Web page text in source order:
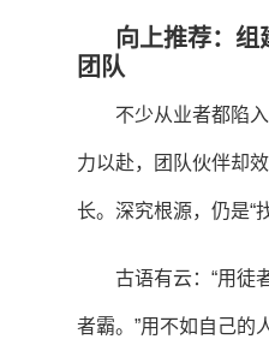
向上推荐：组
团队
不少从业者都陷
力以赴，团队伙伴却
长。深究根源，仍是“
古语有云：“用徒
者霸。”用不如自己的